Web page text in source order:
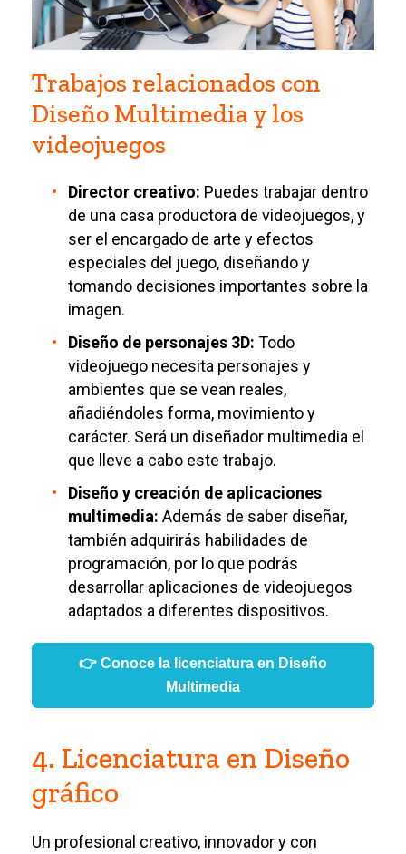
Trabajos relacionados con
Diseño Multimedia y los
videojuegos
Director creativo: Puedes trabajar dentro
de una casa productora de videojuegos, y
ser el encargado de arte y efectos
especiales del juego, diseñando y
tomando decisiones importantes sobre la
imagen.
Diseño de personajes 3D: Todo
videojuego necesita personajes y
ambientes que se vean reales,
añadiéndoles forma, movimiento y
carácter. Será un diseñador multimedia el
que lleve a cabo este trabajo.
Diseño y creación de aplicaciones
multimedia: Además de saber diseñar,
también adquirirás habilidades de
programación, por lo que podrás
desarrollar aplicaciones de videojuegos
adaptados a diferentes dispositivos.
👉 Conoce la licenciatura en Diseño
Multimedia
4. Licenciatura en Diseño
gráfico
Un profesional creativo, innovador y con